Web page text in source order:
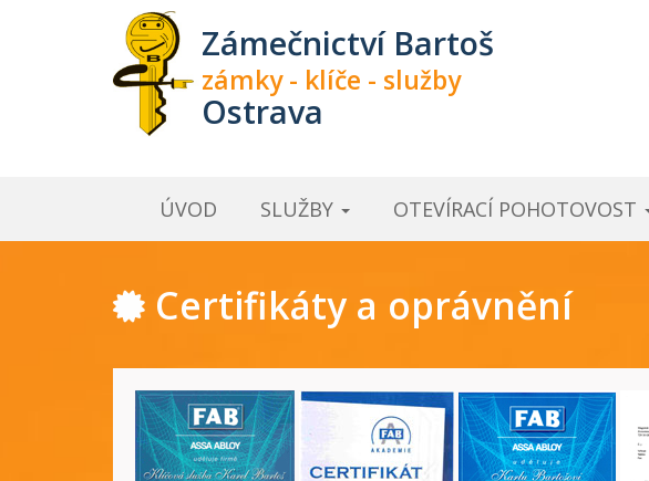
Zámečnictví Bartoš
zámky - klíče - služby
Ostrava
ÚVOD SLUŽBY OTEVÍRACÍ POHOTOVOST
Certifikáty a oprávnění